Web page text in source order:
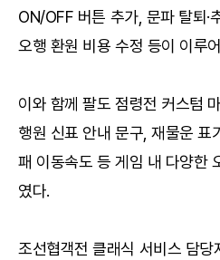
ON/OFF 버튼 추가, 문파 탈퇴·
오행 환원 비용 수정 등이 이루
이와 함께 팔도 점령전 커스텀
행원 신표 안내 문구, 재물운 표
패 이동속도 등 게임 내 다양한
였다.
조선협객전 클래식 서비스 담당